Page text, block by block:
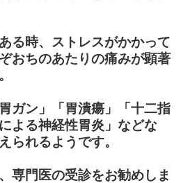
る時、ストレスがかかって
おちのあたりの痛みが顕著
ガン」「胃潰瘍」「十二指
よる神経性胃炎」などな
られるようです。
専門医の受診をお勧めしま